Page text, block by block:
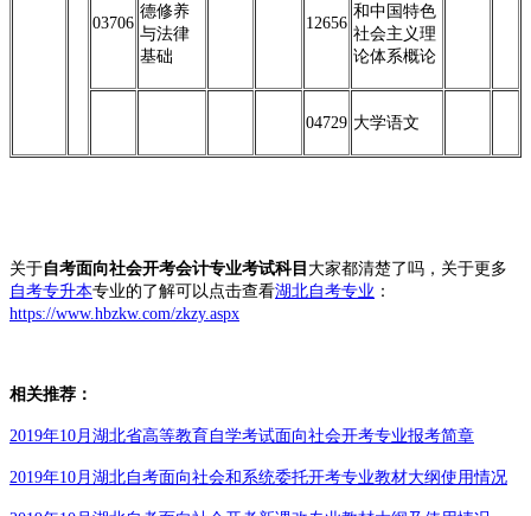
03706
德修养
与法律
基础
12656
和中国特色
社会主义理
论体系概论
04729 大学语文
关于自考面向社会开考会计专业考试科目 大家都清楚了吗，关于更多
自考专升本专业的了解可以点击查看湖北自考专业 ：
https://www.hbzkw.com/zkzy.aspx
相关推荐：
2019年10月湖北省高等教育自学考试面向社会开考专业报考简章
2019年10月湖北自考面向社会和系统委托开考专业教材大纲使用情况